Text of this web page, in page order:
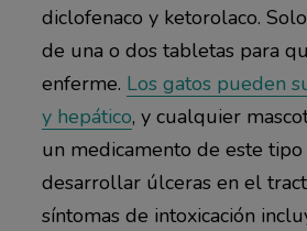
diclofenaco y ketorolaco.
de una o dos tabletas para
enferme. Los gatos pueden
y hepático, y cualquier
un medicamento de este
desarrollar úlceras en el
síntomas de intoxicación